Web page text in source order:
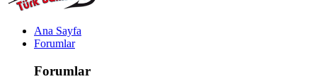
Ana Sayfa
Forumlar
Forumlar